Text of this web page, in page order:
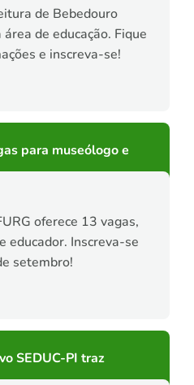
de Bebedouro
de educação. Fique
e inscreva-se!
para museólogo e
oferece 13 vagas,
educador. Inscreva-se
setembro!
SEDUC-PI traz